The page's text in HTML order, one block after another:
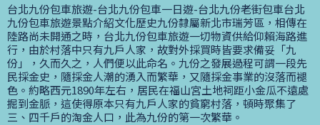
台北九份包車旅遊-台北九份包車一日遊-台北九份老街包車台北
九份包車旅遊景點介紹文化歷史九份隸屬新北市瑞芳區，相傳在
陸路尚未開通之時，台北九份包車旅遊一切物資供給仰賴海路進
行，由於村落中只有九戶人家，故對外採買時皆要求備妥「九
份」，久而久之，人們便以此命名。九份之發展過程可謂一段先
民採金史，隨採金人潮的湧入而繁華，又隨採金事業的沒落而褪
色。約略西元1890年左右，居民在福山宮土地祠距小金瓜不遠處
掘到金脈，這使得原本只有九戶人家的貧窮村落，頓時聚集了
三、四千戶的淘金人口，此為九份的第一次繁華。